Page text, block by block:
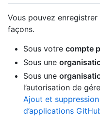
Vous pouvez
façons.
Sous votre compte
Sous une
Sous une
l’autorisation de
Ajout et
d’applications